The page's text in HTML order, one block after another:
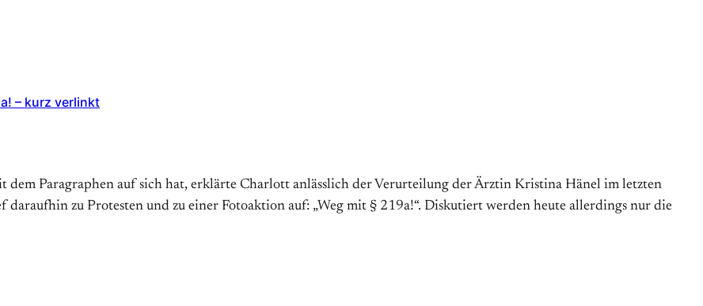
– kurz verlinkt
dem Paragraphen auf sich hat, erklärte Charlott anlässlich der Verurteilung der Ärztin Kristina Hänel im letzten
daraufhin zu Protesten und zu einer Fotoaktion auf: „Weg mit § 219a!“. Diskutiert werden heute allerdings nur die